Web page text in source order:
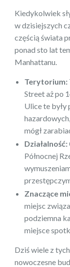
Kiedykolwiek
w dzisiejszych
częścią świata
ponad sto lat
Manhattanu.
Terytorium:
Street aż po
Ulice te były
mógł
Działalność:
Północnej
Znaczące
miejsc
podziemna
miejsce
Dziś wiele z
nowoczesne